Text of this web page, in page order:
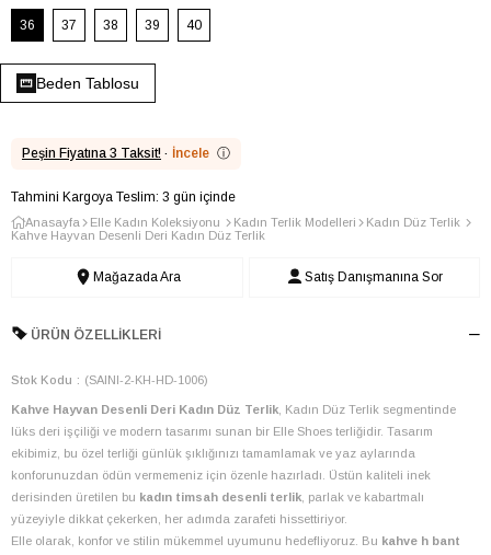
36 37 38 39 40
Beden Tablosu
Peşin Fiyatına 3 Taksit! · İncele ⓘ
Tahmini Kargoya Teslim: 3 gün içinde
Anasayfa Elle Kadın Koleksiyonu Kadın Terlik Modelleri
Kadın Düz Terlik
Kahve Hayvan Desenli Deri Kadın Düz Terlik
Mağazada Ara Satış Danışmanına Sor
ÜRÜN ÖZELLIKLERI
Stok Kodu (SAINI-2-KH-HD-1006)
Kahve Hayvan Desenli Deri Kadın Düz Terlik , Kadın Düz Terlik segmentinde
lüks deri işçiliği ve modern tasarımı sunan bir Elle Shoes terliğidir. Tasarım
ekibimiz, bu özel terliği günlük şıklığınızı tamamlamak ve yaz aylarında
konforunuzdan ödün vermemeniz için özenle hazırladı. Üstün kaliteli inek
derisinden üretilen bu kadın timsah desenli terlik , parlak ve kabartmalı
yüzeyiyle dikkat çekerken, her adımda zarafeti hissettiriyor.
Elle olarak, konfor ve stilin mükemmel uyumunu hedefliyoruz. Bu kahve h bant